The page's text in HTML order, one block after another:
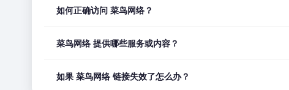
如何正确访问 菜鸟网络？
菜鸟网络 提供哪些服务或内容？
如果 菜鸟网络 链接失效了怎么办？